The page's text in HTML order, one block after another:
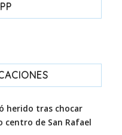
herido tras chocar
centro de San Rafael